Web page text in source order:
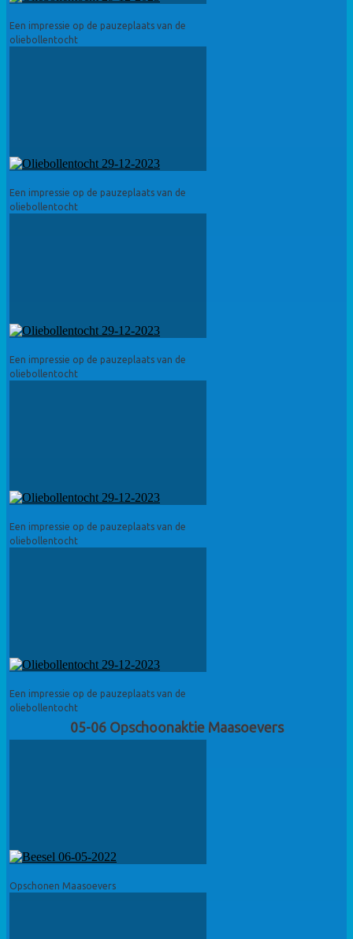
Een impressie op de pauzeplaats van de
oliebollentocht
Een impressie op de pauzeplaats van de
oliebollentocht
Een impressie op de pauzeplaats van de
oliebollentocht
Een impressie op de pauzeplaats van de
oliebollentocht
Een impressie op de pauzeplaats van de
oliebollentocht
05-06 Opschoonaktie Maasoevers
Opschonen Maasoevers